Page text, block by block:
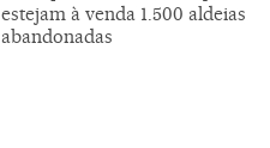
estejam à venda 1.500 aldeias
abandonadas